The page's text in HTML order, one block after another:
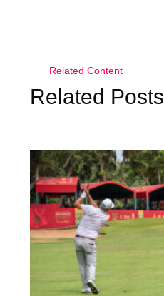
Related Content
Related Posts